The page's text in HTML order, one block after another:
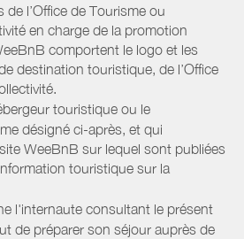
de l’Office de Tourisme ou
en charge de la promotion
comportent le logo et les
destination touristique, de l’Office
touristique ou le
désigné ci-après, et qui
WeeBnB sur lequel sont publiées
touristique sur la
l'internaute consultant le présent
de préparer son séjour auprès de